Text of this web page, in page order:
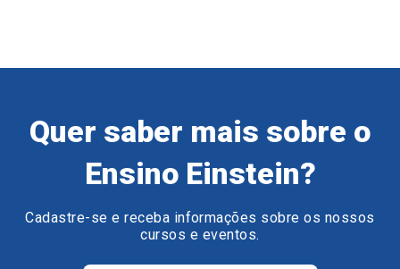
Quer saber mais sobre o
Ensino Einstein?
Cadastre-se e receba informações sobre os nossos
cursos e eventos.